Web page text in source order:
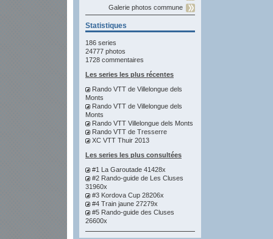
Galerie photos commune
Statistiques
186 series
24777 photos
1728 commentaires
Les series les plus récentes
Rando VTT de Villelongue dels
Monts
Rando VTT de Villelongue dels
Monts
Rando VTT Villelongue dels Monts
Rando VTT de Tresserre
XC VTT Thuir 2013
Les series les plus consultées
#1 La Garoutade 41428x
#2 Rando-guide de Les Cluses
31960x
#3 Kordova Cup 28206x
#4 Train jaune 27279x
#5 Rando-guide des Cluses
26600x